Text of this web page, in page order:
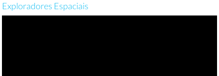
Exploradores Espaciais